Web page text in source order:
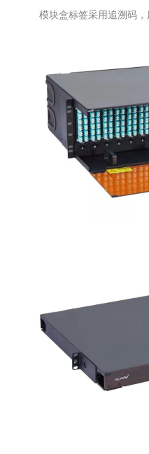
模块盒标签采用追溯码，